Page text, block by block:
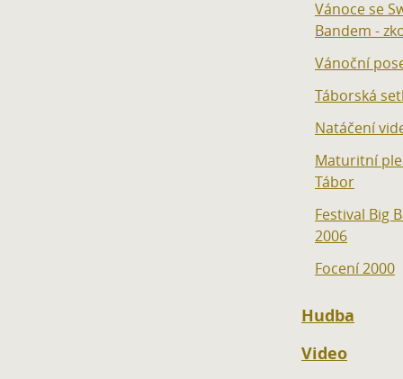
Vánoce se
Bandem -
Vánoční
Táborská
Natáčení
Maturitní
Tábor
Festival Big
2006
Focení 2000
Hudba
Video